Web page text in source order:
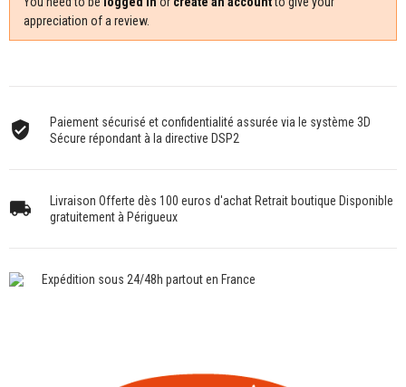
appreciation of a review.
Paiement sécurisé et confidentialité assurée via le système 3D
Sécure répondant à la directive DSP2
Livraison Offerte dès 100 euros d'achat Retrait boutique Disponible
gratuitement à Périgueux
Expédition sous 24/48h partout en France